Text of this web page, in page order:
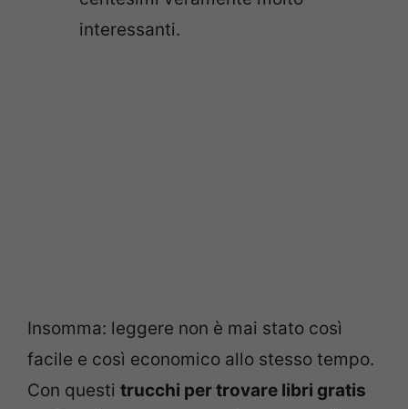
interessanti.
Insomma: leggere non è mai stato così
facile e così economico allo stesso tempo.
Con questi trucchi per trovare libri gratis